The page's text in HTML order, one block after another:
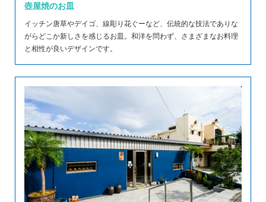
壺屋焼のお皿
イッチン唐草やデイゴ、線彫り花ぐーなど、伝統的な技法でありな
がらどこか新しさを感じるお皿。和洋を問わず、さまざまなお料理
と相性が良いデザインです。